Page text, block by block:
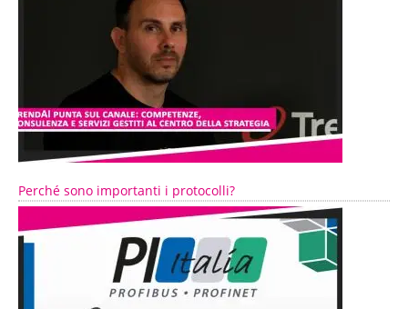
Perché sono importanti i protocolli?